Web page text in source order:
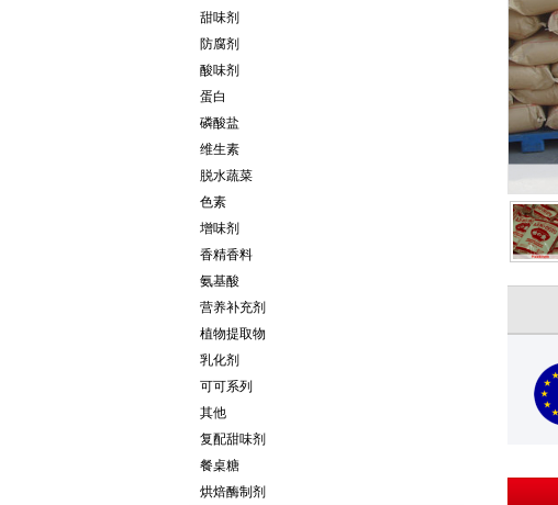
甜味剂
防腐剂
酸味剂
蛋白
磷酸盐
维生素
脱水蔬菜
色素
增味剂
香精香料
氨基酸
营养补充剂
植物提取物
乳化剂
可可系列
其他
复配甜味剂
餐桌糖
烘焙酶制剂